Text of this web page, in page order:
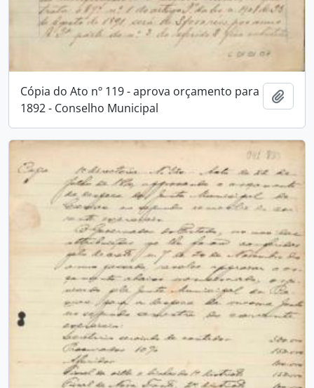
Cópia do Ato nº 119 - aprova orçamento para
1892 - Conselho Municipal